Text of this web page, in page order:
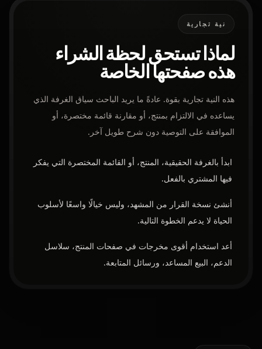
نية تجارية
لماذا تستحق لحظة الشراء
هذه صفحتها الخاصة
هذه النية تجارية بقوة. عادةً ما يريد الباحث سياق الغرفة الذي
يساعده في الالتزام بمنتج، أو مقارنة قائمة مختصرة، أو
الموافقة على التوصية دون شرح طويل آخر.
ابدأ بالغرفة الحقيقية، المنتج، أو القائمة المختصرة التي يفكر
فيها المشتري بالفعل.
أنشئ نسخة القرار من المشهد، وليس خيالًا واسعًا لأسلوب
الحياة لا يدعم الخطوة التالية.
أعد استخدام أقوى مخرجات في صفحات المنتج، سلاسل
الدعم، البيع المساعد، ورسائل المتابعة.